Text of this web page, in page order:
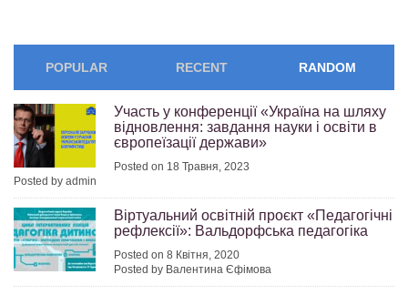
POPULAR RECENT RANDOM
Участь у конференції «Україна на шляху
відновлення: завдання науки і освіти в
європеїзації держави»
Posted on 18 Травня, 2023
Posted by admin
Віртуальний освітній проєкт «Педагогічні
рефлексії»: Вальдорфська педагогіка
Posted on 8 Квітня, 2020
Posted by Валентина Єфімова